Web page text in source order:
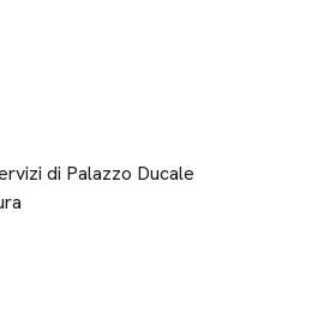
di Palazzo Ducale